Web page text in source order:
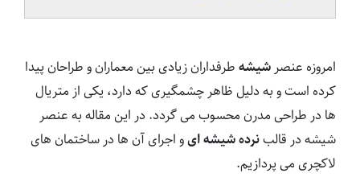
امروزه عنصرشیشهطرفداران زیادی بین معماران و طراحان پیدا
کرده است و به دلیل ظاهر چشمگیری که دارد، یکی از متریال
ها در طراحی مدرن محسوب می گردد. در این مقاله به عنصر
شیشه در قالبنرده شیشه ایو اجرای آن ها در ساختمان های
لاکچری می پردازیم.